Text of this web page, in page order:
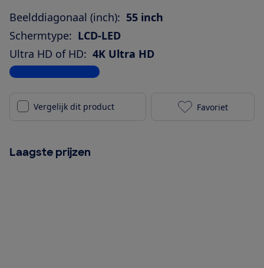
Beelddiagonaal (inch): 55 inch
Schermtype: LCD-LED
Ultra HD of HD: 4K Ultra HD
Bekijk alle specificaties
Vergelijk dit product Sony K-
Favoriet
Laagste prijzen